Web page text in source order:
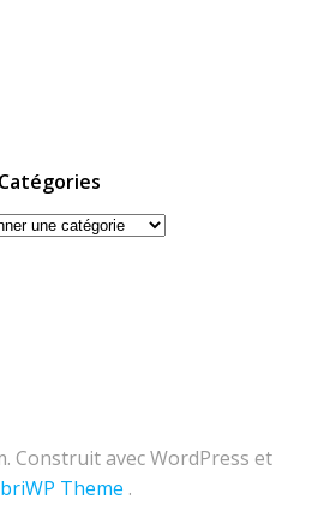
Catégories
Construit avec WordPress et
Theme .